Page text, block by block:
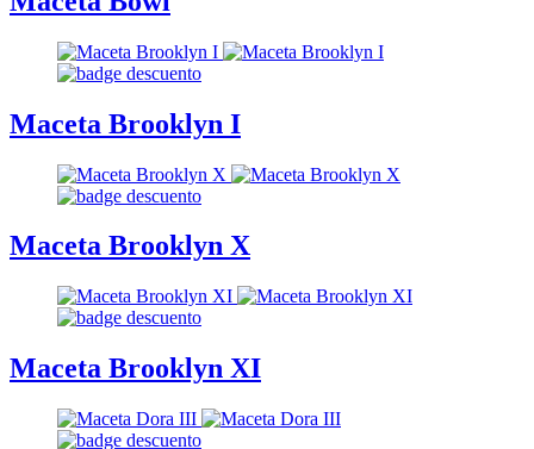
Maceta Brooklyn I
Maceta Brooklyn X
Maceta Brooklyn XI